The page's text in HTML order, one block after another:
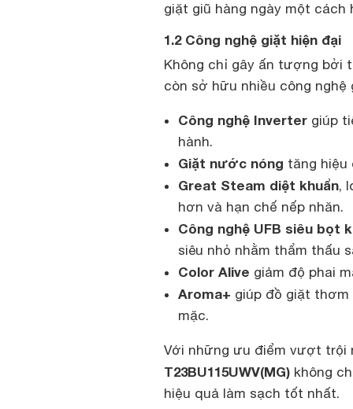
giặt giũ hàng ngày một cách
1.2 Công nghệ giặt hiện đại
Không chỉ gây ấn tượng bởi
còn sở hữu nhiều công nghệ
Công nghệ Inverter giúp
hành.
Giặt nước nóng tăng hiệu
Great Steam diệt khuẩn,
hơn và hạn chế nếp nhăn.
Công nghệ UFB siêu bọt
siêu nhỏ nhằm thẩm thấu
Color Alive giảm độ phai
Aroma+ giúp đồ giặt thơm
mặc.
Với những ưu điểm vượt trội
T23BU115UWV(MG) không
hiệu quả làm sạch tốt nhất.